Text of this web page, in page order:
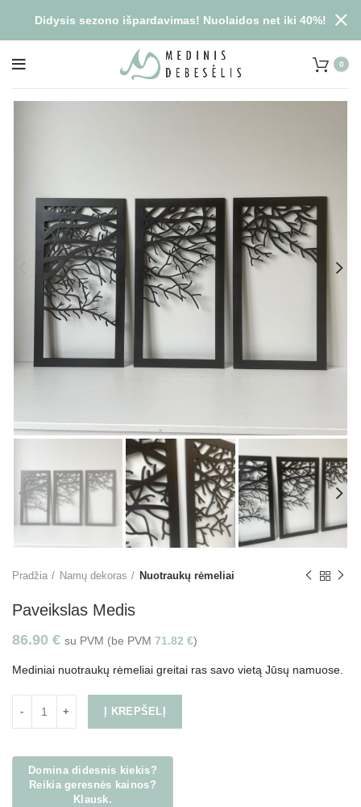
0
Pradžia Namų dekoras Nuotraukų rėmeliai
Paveikslas Medis
86.90 € su PVM (be PVM 71.82 €)
Mediniai nuotraukų rėmeliai greitai ras savo vietą Jūsų namuose.
Į KREPŠELĮ
Didysis sezono išpardavimas! Nuolaidos net iki 40%!